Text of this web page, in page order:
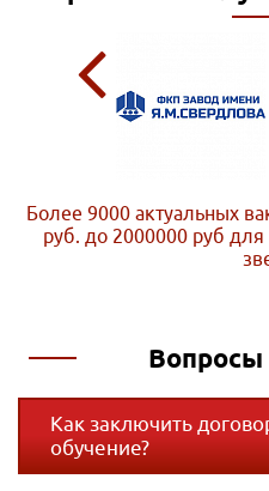
Более 9000 актуальных
руб. до 2000000 руб для
Вопросы
Как заключить
обучение?